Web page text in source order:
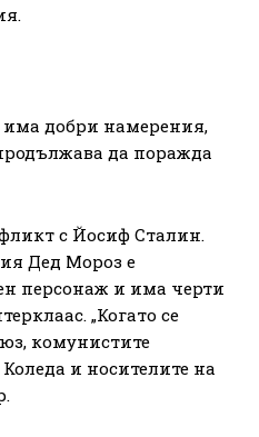
има добри намерения,
да поражда
с Йосиф Сталин.
Дед Мороз е
персонаж и има черти
„Когато се
комунистите
и носителите на